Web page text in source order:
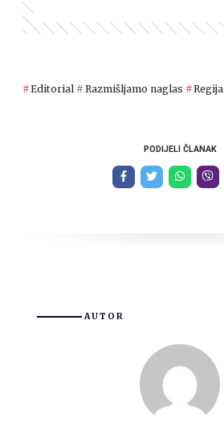
Editorial Razmišljamo naglas Regija
PODIJELI ČLANAK
AUTOR